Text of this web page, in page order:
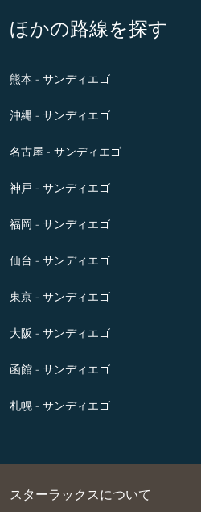
ほかの路線を探す
熊本 - サンディエゴ
沖縄 - サンディエゴ
名古屋 - サンディエゴ
神戸 - サンディエゴ
福岡 - サンディエゴ
仙台 - サンディエゴ
東京 - サンディエゴ
大阪 - サンディエゴ
函館 - サンディエゴ
札幌 - サンディエゴ
スターラックスについて